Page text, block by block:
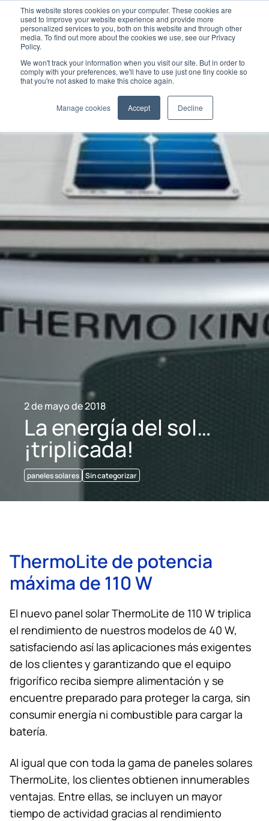
This website stores cookies on your computer. These cookies are
used to improve your website experience and provide more
personalized services to you, both on this website and through other
media. To find out more about the cookies we use, see our Privacy
Policy.
We won't track your information when you visit our site. But in order to
comply with your preferences, we'll have to use just one tiny cookie so
that you're not asked to make this choice again.
Manage cookies Accept Decline
2 de mayo de 2018
La energía del sol…
¡triplicada!
paneles solares Sin categorizar
ThermoLite de potencia
máxima de 110 W
El nuevo panel solar ThermoLite de 110 W triplica
el rendimiento de nuestros modelos de 40 W,
satisfaciendo así las aplicaciones más exigentes
de los clientes y garantizando que el equipo
frigorífico reciba siempre alimentación y se
encuentre preparado para proteger la carga, sin
consumir energía ni combustible para cargar la
batería.
Al igual que con toda la gama de paneles solares
ThermoLite, los clientes obtienen innumerables
ventajas. Entre ellas, se incluyen un mayor
tiempo de actividad gracias al rendimiento